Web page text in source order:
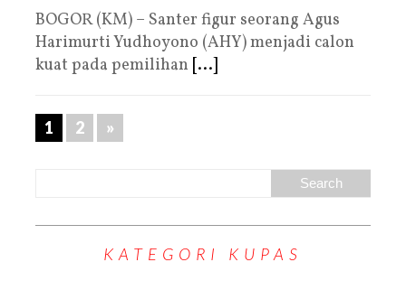
BOGOR (KM) – Santer figur seorang Agus
Harimurti Yudhoyono (AHY) menjadi calon
kuat pada pemilihan [...]
1 2 »
KATEGORI KUPAS